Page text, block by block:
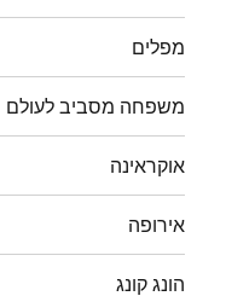
מפלים
משפחה מסביב לעולם
אוקראינה
אירופה
הונג קונג